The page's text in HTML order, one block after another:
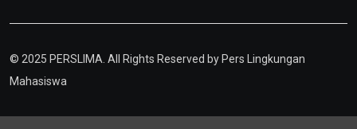
© 2025 PERSLIMA. All Rights Reserved by Pers Lingkungan
Mahasiswa